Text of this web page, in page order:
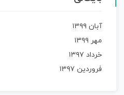
آبان ۱۳۹۹
مهر ۱۳۹۹
خرداد ۱۳۹۷
فروردین ۱۳۹۷